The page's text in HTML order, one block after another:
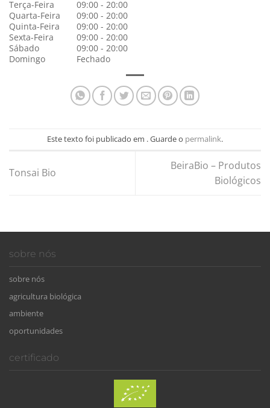
Terça-Feira
09:00 - 20:00
Quarta-Feira
09:00 - 20:00
Quinta-Feira
09:00 - 20:00
Sexta-Feira
09:00 - 20:00
Sábado
09:00 - 20:00
Domingo
Fechado
Este texto foi publicado em . Guarde o permalink.
Tonsai Bio
BeiraBio – Produtos
Biológicos
sobre nós
sobre nós
agricultura biológica
ambiente
oportunidades
certificado